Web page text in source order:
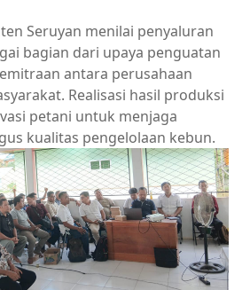
Seruyan menilai penyaluran
bagian dari upaya penguatan
antara perusahaan
Realisasi hasil produksi
petani untuk menjaga
kualitas pengelolaan kebun.